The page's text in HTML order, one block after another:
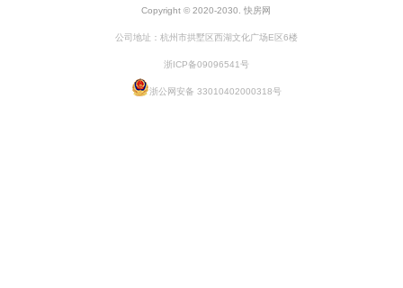
Copyright © 2020-2030. 快房网
公司地址：杭州市拱墅区西湖文化广场E区6楼
浙ICP备09096541号
浙公网安备 33010402000318号